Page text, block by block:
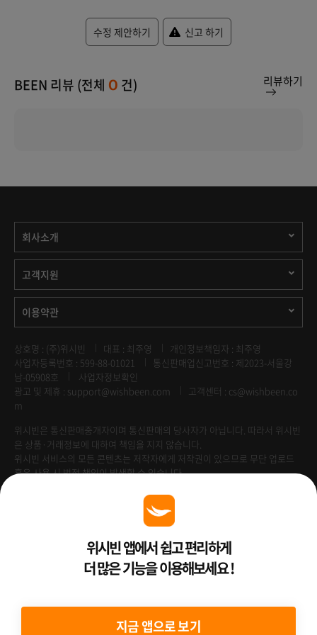
수정 제안하기 신고 하기
BEEN 리뷰 (전체 0 건) 리뷰하기
회사소개
고객지원
이용약관
상호명 : (주)위시빈 대표 : 최주영
개인정보책임자 : 최주영
사업자등록번호 : 599-88-01021
통신판매업신고번호 : 제2023-서울강
남-05908호
사업자정보확인
광고 및 제휴 : support@wishbeen.com
고객센터 : cs@wishbeen.co
m
위시빈은 통신판매중개자이며 통신판매의 당사자가 아닙니다. 따라서 위시빈
은 상품·거래정보에 대하여 책임을 지지 않습니다.
위시빈 서비스의 모든 콘텐츠는 저작자에게 저작권이 있으므로 무단 업로드
혹은 사용 시 법적 책임이 발생할 수 있습니다.
Venture Enterprise위시빈 앱에서 쉽고 편리하게
더 많은 기능을 이용해보세요 !
지금 앱으로 보기